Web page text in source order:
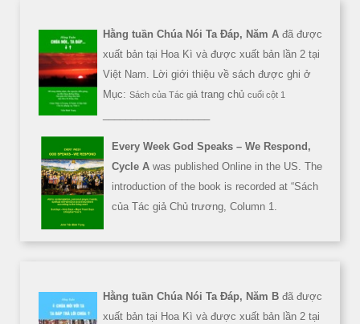
Hằng tuần Chúa Nói Ta Đáp, Năm A đã được
xuất bản tại Hoa Kì và được xuất bản lần 2 tại
Việt Nam. Lời giới thiệu về sách được ghi ở
Mục: Sách của Tác giả trang chủ cuối cột 1
Every Week God Speaks – We Respond,
Cycle A was published Online in the US. The
introduction of the book is recorded at “Sách
của Tác giả Chủ trương, Column 1.
Hằng tuần Chúa Nói Ta Đáp, Năm B đã được
xuất bản tại Hoa Kì và được xuất bản lần 2 tại